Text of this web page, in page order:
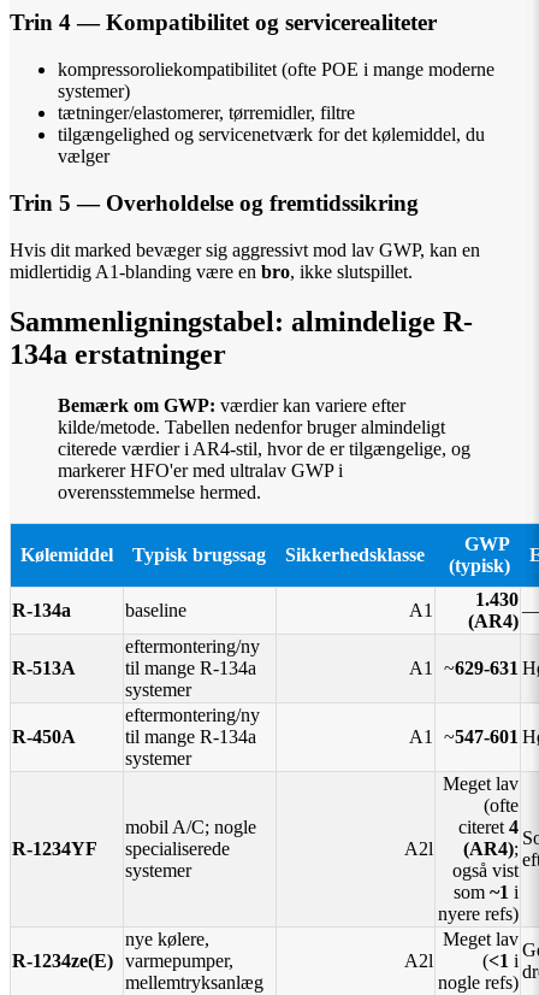
Trin 4 — Kompatibilitet og servicerealiteter
kompressoroliekompatibilitet (ofte POE i mange moderne
systemer)
tætninger/elastomerer, tørremidler, filtre
tilgængelighed og servicenetværk for det kølemiddel, du
vælger
Trin 5 — Overholdelse og fremtidssikring
Hvis dit marked bevæger sig aggressivt mod lav GWP, kan en
midlertidig A1-blanding være en bro, ikke slutspillet.
Sammenligningstabel: almindelige R-
134a erstatninger
Bemærk om GWP: værdier kan variere efter
kilde/metode. Tabellen nedenfor bruger almindeligt
citerede værdier i AR4-stil, hvor de er tilgængelige, og
markerer HFO'er med ultralav GWP i
overensstemmelse hermed.
Kølemiddel Typisk brugssag Sikkerhedsklasse
GWP
(typisk)
R-134a baseline A1
1.430
(AR4)
R-513A
eftermontering/ny
til mange R-134a
systemer
A1 ~629-631
R-450A
eftermontering/ny
til mange R-134a
systemer
A1 ~547-601
R-1234YF
mobil A/C; nogle
specialiserede
systemer
A2l
Meget lav
(ofte
citeret 4
(AR4);
også vist
som ~1 i
nyere refs)
R-1234ze(E)
nye kølere,
varmepumper,
mellemtryksanlæg
A2l
Meget lav
(<1 i
nogle refs)